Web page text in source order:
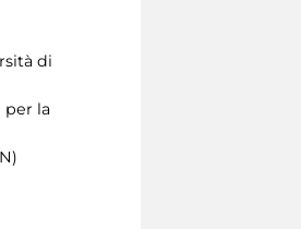
di
per la